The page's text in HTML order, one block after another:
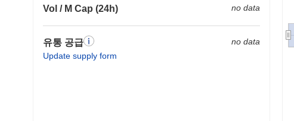
Vol / M Cap (24h) no data
유통 공급
Update supply form
no data